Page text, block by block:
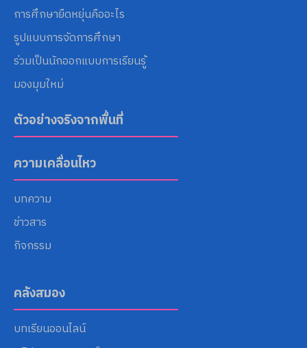
การศึกษายืดหยุ่นคืออะไร
รูปแบบการจัดการศึกษา
ร่วมเป็นนักออกแบบการเรียนรู้
มองมุมใหม่
ตัวอย่างจริงจากพื้นที่
ความเคลื่อนไหว
บทความ
ข่าวสาร
กิจกรรม
คลังสมอง
บทเรียนออนไลน์